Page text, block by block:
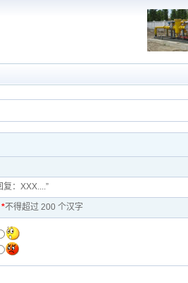
复：XXX....”
*不得超过 200 个汉字